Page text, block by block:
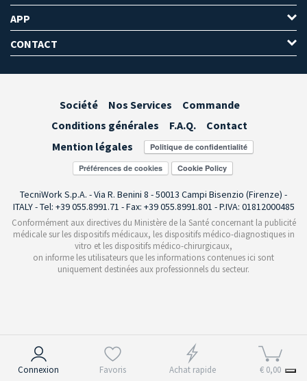
Connexion Favoris Achat rapide € 0,00
APP
CONTACT
Société Nos Services
Commande
Conditions générales
F.A.Q.
Contact
Mention légales
Préférences de cookies
TecniWork S.p.A. - Via R. Benini 8 - 50013 Campi Bisenzio (Firenze) -
ITALY - Tel: +39 055.8991.71 - Fax: +39 055.8991.801 - P.IVA: 01812000485
Conformément aux directives du Ministère de la Santé concernant la publicité
médicale sur les dispositifs médicaux, les dispositifs médico-diagnostiques in
vitro et les dispositifs médico-chirurgicaux,
on informe les utilisateurs que les informations contenues ici sont
uniquement destinées aux professionnels du secteur.
Notification lors de la collecte